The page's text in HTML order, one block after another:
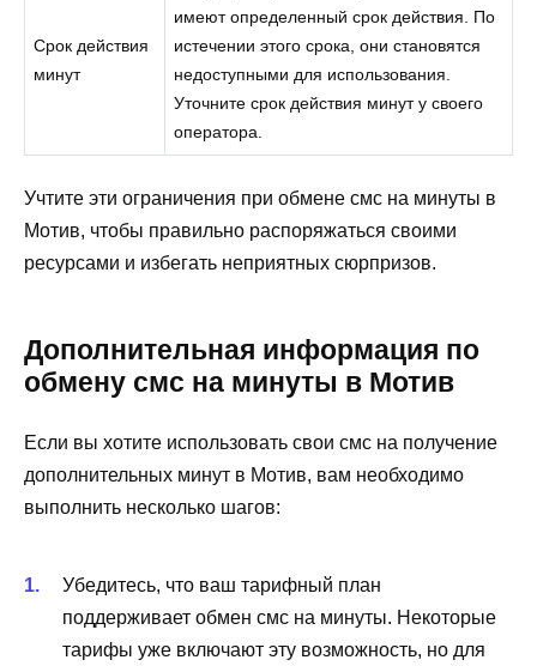
Срок действия
минут
имеют определенный срок действия. По
истечении этого срока, они становятся
недоступными для использования.
Уточните срок действия минут у своего
оператора.
Учтите эти ограничения при обмене смс на минуты в
Мотив, чтобы правильно распоряжаться своими
ресурсами и избегать неприятных сюрпризов.
Дополнительная информация по
обмену смс на минуты в Мотив
Если вы хотите использовать свои смс на получение
дополнительных минут в Мотив, вам необходимо
выполнить несколько шагов:
Убедитесь, что ваш тарифный план
поддерживает обмен смс на минуты. Некоторые
тарифы уже включают эту возможность, но для